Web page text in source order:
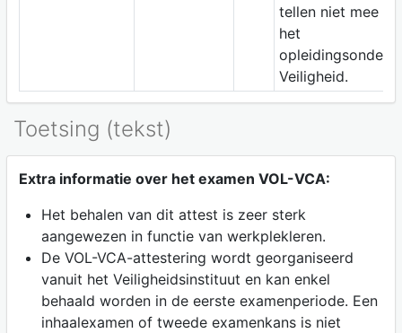
tellen niet mee
het
Veiligheid.
Toetsing (tekst)
Extra informatie over het examen VOL-VCA:
Het behalen van dit attest is zeer sterk
aangewezen in functie van werkplekleren.
De VOL-VCA-attestering wordt georganiseerd
vanuit het Veiligheidsinstituut en kan enkel
behaald worden in de eerste examenperiode. Een
inhaalexamen of tweede examenkans is niet